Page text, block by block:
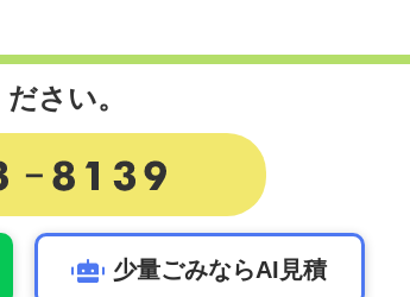
さい。
少量ごみならAI見積